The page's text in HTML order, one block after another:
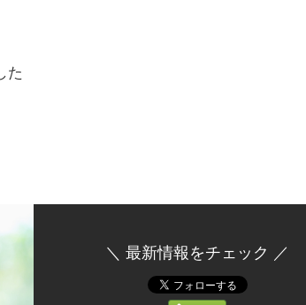
た
＼ 最新情報をチェック ／